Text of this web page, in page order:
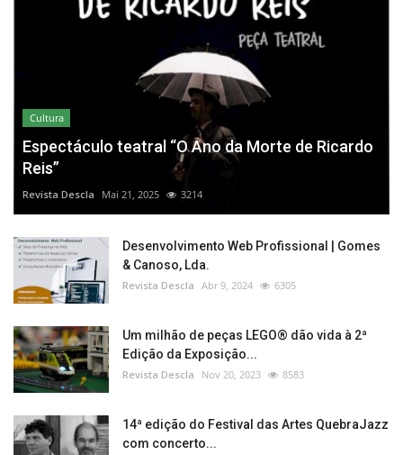
Cultura
Espectáculo teatral “O Ano da Morte de Ricardo
Reis”
Revista Descla Mai 21, 2025 3214
Desenvolvimento Web Profissional | Gomes
& Canoso, Lda.
Revista Descla Abr 9, 2024 6305
Um milhão de peças LEGO® dão vida à 2ª
Edição da Exposição...
Revista Descla Nov 20, 2023 8583
14ª edição do Festival das Artes QuebraJazz
com concerto...